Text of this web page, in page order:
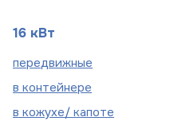
16 кВт
передвижные
в контейнере
в кожухе/ капоте